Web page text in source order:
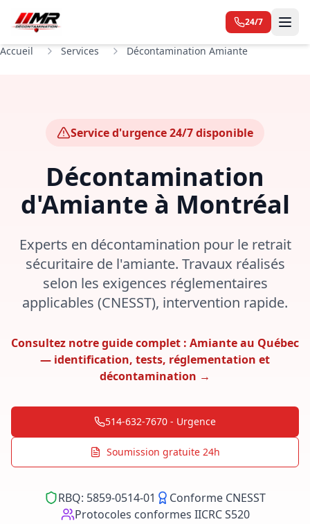
24/7
Accueil Services Décontamination Amiante
Service d'urgence 24/7 disponible
Décontamination
d'Amiante à Montréal
Experts en décontamination pour le retrait
sécuritaire de l'amiante. Travaux réalisés
selon les exigences réglementaires
applicables (CNESST), intervention rapide.
Consultez notre guide complet : Amiante au Québec
— identification, tests, réglementation et
décontamination →
514-632-7670 - Urgence
Soumission gratuite 24h
RBQ: 5859-0514-01
Conforme CNESST
Protocoles conformes IICRC S520